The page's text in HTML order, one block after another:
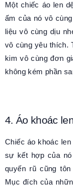
Một chiếc áo len
ấm của nó vô
liệu vô cùng dịu
vô cùng yêu thích.
kim vô cùng đơn
không kém phần
4. Áo khoác
Chiếc áo khoác
sự kết hợp của
quyến rũ cũng
Mục đích của